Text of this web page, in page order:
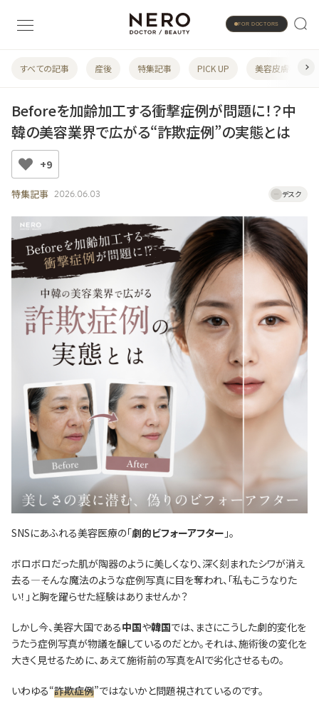
FOR DOCTORS
すべての記事 産後 特集記事 PICK UP 美容皮膚科
Beforeを加齢加工する衝撃症例が問題に！？中
韓の美容業界で広がる“詐欺症例”の実態とは
+9
特集記事 2026.06.03 デスク
SNSにあふれる美容医療の「劇的ビフォーアフター 」。
ボロボロだった肌が陶器のように美しくなり、深く刻まれたシワが消え
去る―そんな魔法のような症例写真に目を奪われ、「私もこうなりた
い！」と胸を躍らせた経験はありませんか？
しかし今、美容大国である中国や韓国では、まさにこうした劇的変化を
うたう症例写真が物議を醸しているのだとか。それは、施術後の変化を
大きく見せるために、あえて施術前の写真をAIで劣化させるもの。
いわゆる“詐欺症例”ではないかと問題視されているのです。